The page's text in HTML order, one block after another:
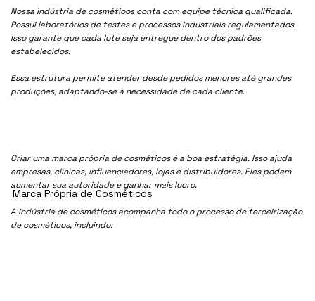
Nossa indústria de cosmétioos conta com equipe técnica qualificada.
Possui laboratórios de testes e processos industriais regulamentados.
Isso garante que cada lote seja entregue dentro dos padrões
estabelecidos.
Essa estrutura permite atender desde pedidos menores até grandes
produções, adaptando-se à necessidade de cada cliente.
Criar uma marca própria de cosméticos é a boa estratégia. Isso ajuda
empresas, clínicas, influenciadores, lojas e distribuidores. Eles podem
aumentar sua autoridade e ganhar mais lucro.
A indústria de cosméticos acompanha todo o processo de terceirização
de cosméticos, incluindo:
Marca Própria de Cosméticos